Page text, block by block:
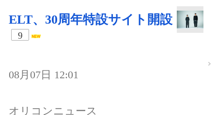
ELT、30周年特設サイト開設
9
08月07日 12:01
オリコンニュース